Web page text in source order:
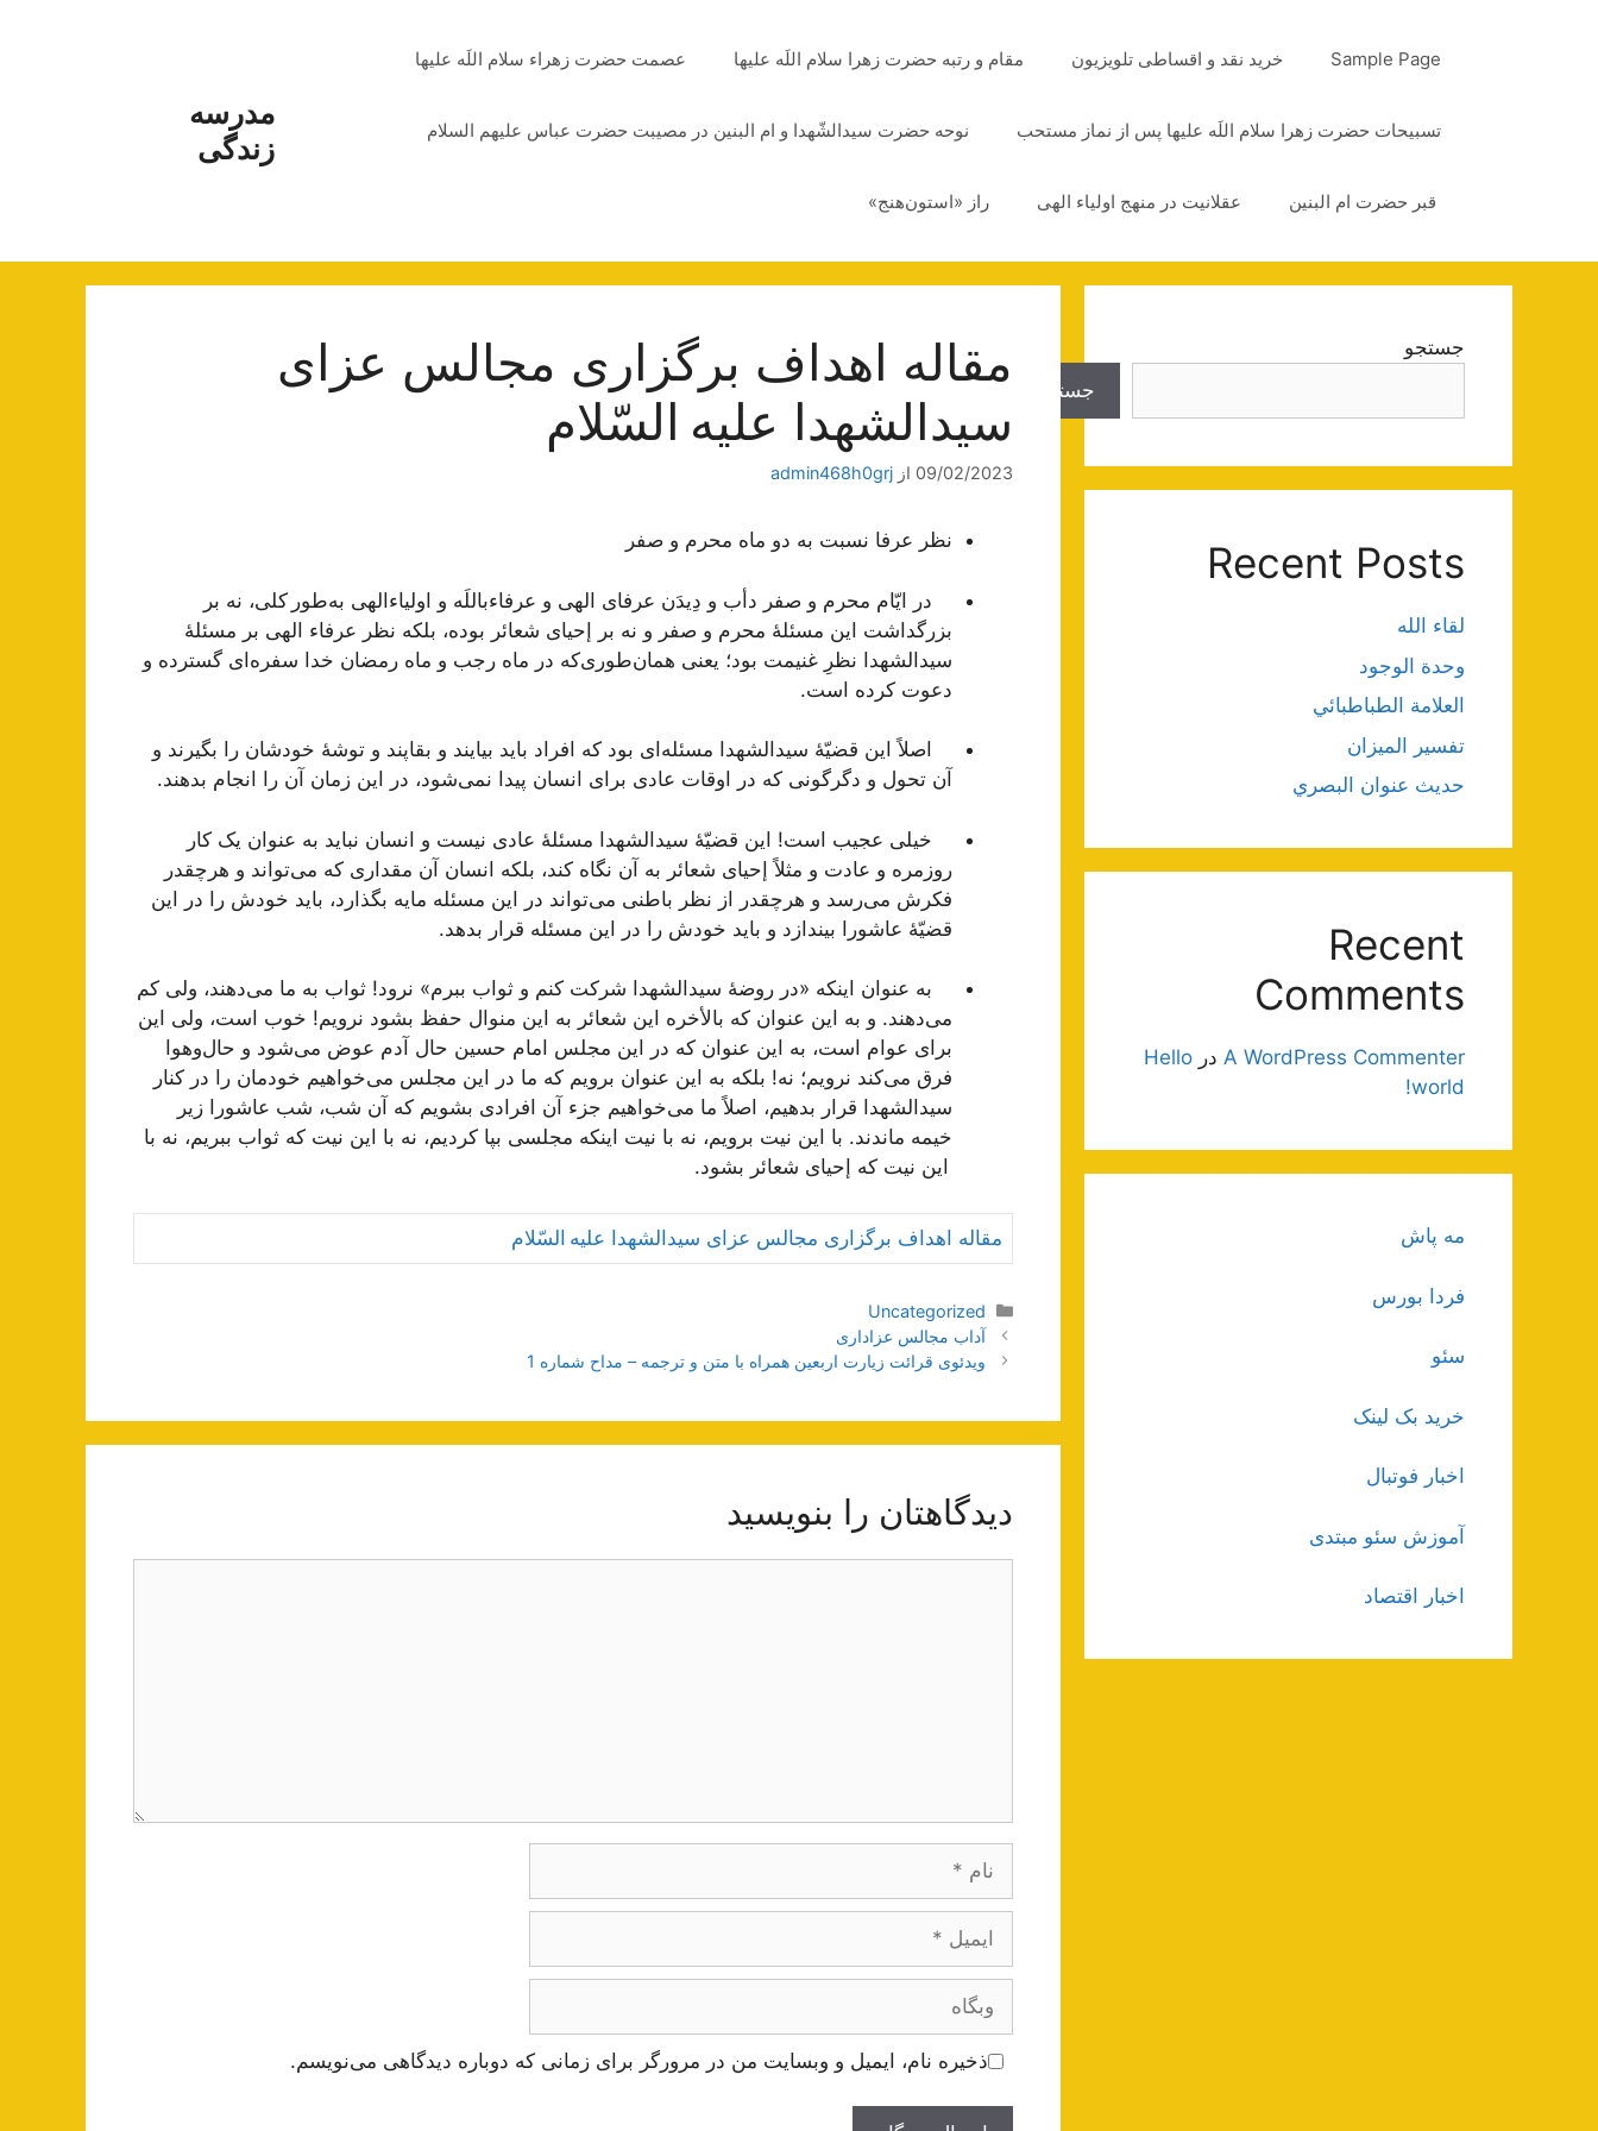
مدرسه
زندگی
Sample Page خرید نقد و اقساطی تلویزیون مقام و رتبه حضرت زهرا سلام اللَه علیها عصمت حضرت زهراء سلام اللَه علیها
تسبیحات حضرت زهرا سلام اللَه علیها پس از نماز مستحب نوحه حضرت سیدالشّهدا و ام البنین در مصیبت حضرت عباس علیهم السلام
قبر حضرت ام البنین عقلانیت در منهج اولیاء الهی راز «استون‌هنج»
مقاله اهداف برگزاری مجالس عزای
سیدالشهدا علیه السّلام
09/02/2023 از admin468h0grj
نظر عرفا نسبت به دو ماه محرم و صفر
در ایّام محرم و صفر دأب و دِیدَن عرفای الهی و عرفاءباللَه و اولیاءالهی به‌طور کلی، نه بر
بزرگداشت این مسئلۀ محرم و صفر و نه بر إحیای شعائر بوده، بلکه نظر عرفاء الهی بر مسئلۀ
سیدالشهدا نظرِ غنیمت بود؛ یعنی همان‌طوری‌که در ماه رجب و ماه رمضان خدا سفره‌ای گسترده و
دعوت کرده است.
اصلاً این قضیّۀ سیدالشهدا مسئله‌ای بود که افراد باید بیایند و بقاپند و توشۀ خودشان را بگیرند و
آن تحول و دگرگونی که در اوقات عادی برای انسان پیدا نمی‌شود، در این زمان آن را انجام بدهند.
خیلی عجیب است! این قضیّۀ سیدالشهدا مسئلۀ عادی نیست و انسان نباید به عنوان یک کار
روزمره و عادت و مثلاً إحیای شعائر به آن نگاه کند، بلکه انسان آن مقداری که می‌تواند و هرچقدر
فکرش می‌رسد و هرچقدر از نظر باطنی می‌تواند در این مسئله مایه بگذارد، باید خودش را در این
قضیّۀ عاشورا بیندازد و باید خودش را در این مسئله قرار بدهد.
به عنوان اینکه «در روضۀ سیدالشهدا شرکت کنم و ثواب ببرم» نرود! ثواب به ما می‌دهند، ولی کم
می‌دهند. و به این عنوان که بالأخره این شعائر به این منوال حفظ بشود نرویم! خوب است، ولی این
برای عوام است، به این عنوان که در این مجلس امام حسین حال آدم عوض می‌شود و حال‌وهوا
فرق می‌کند نرویم؛ نه! بلکه به این عنوان برویم که ما در این مجلس می‌خواهیم خودمان را در کنار
سیدالشهدا قرار بدهیم، اصلاً ما می‌خواهیم جزء آن افرادی بشویم که آن شب، شب عاشورا زیر
خیمه ماندند. با این نیت برویم، نه با نیت اینکه مجلسی بپا کردیم، نه با این نیت که ثواب ببریم، نه با
این نیت که إحیای شعائر بشود.
مقاله اهداف برگزاری مجالس عزای سیدالشهدا علیه السّلام
دسته‌ها
Uncategorized
ناوبری
نوشته‌ها
آداب مجالس عزاداری
ویدئوی قرائت زیارت اربعین همراه با متن و ترجمه – مداح شماره 1
دیدگاهتان را بنویسید
وبگاه
ذخیره نام، ایمیل و وبسایت من در مرورگر برای زمانی که دوباره دیدگاهی می‌نویسم.
جستجو
جستجو
Recent Posts
لقاء الله
وحدة الوجود
العلامة الطباطبائي
تفسير الميزان
حديث عنوان البصري
Recent
Comments
A WordPress Commenter در Hello
world!
مه پاش
فردا بورس
سئو
خرید بک لینک
اخبار فوتبال
آموزش سئو مبتدی
اخبار اقتصاد